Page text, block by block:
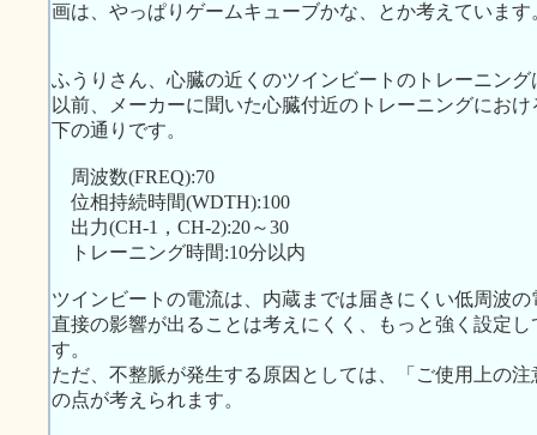
画は、やっぱりゲームキューブかな、とか考えていま
ふうりさん、心臓の近くのツインビートのトレーニン
以前、メーカーに聞いた心臓付近のトレーニングにお
下の通りです。
周波数(FREQ):70
位相持続時間(WDTH):100
出力(CH-1，CH-2):20～30
トレーニング時間:10分以内
ツインビートの電流は、内蔵までは届きにくい低周波
直接の影響が出ることは考えにくく、もっと強く設定
す。
ただ、不整脈が発生する原因としては、「ご使用上の
の点が考えられます。